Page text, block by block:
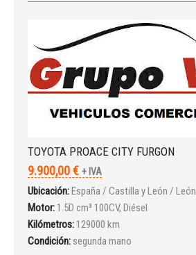
TOYOTA PROACE CITY FURGON
9.900,00 € + IVA
Ubicación:España / Castilla y León / León
Motor: 1.5D cm³ 100CV, Diésel
Kilómetros: 129000 km
Condición: segunda mano